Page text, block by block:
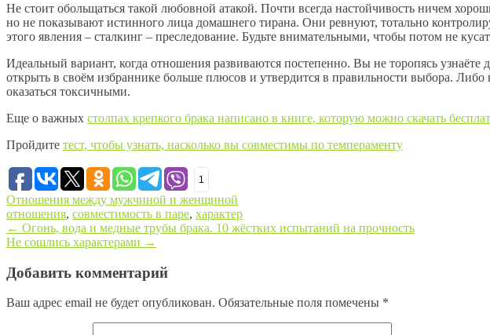
Не стоит обольщаться такой любовной атакой. Почти всегда настойчивость ничем
но не показывают истинного лица домашнего тирана. Они ревнуют, тотально
этого явления – сталкинг – преследование. Будьте внимательными, чтобы потом не
Идеальный вариант, когда отношения развиваются постепенно. Вы не торопясь
открыть в своём избраннике больше плюсов и утвердится в правильности выбора.
оказаться токсичными.
Еще о важных столпах крепкого брака написано в книге, которую можно скачать
Пройдите тест, чтобы узнать, насколько вы совместимы по темпераменту
1
Отношения между мужчиной и женщиной
отношения, совместимость в паре, характер
Post navigation
← Огонь, вода и медные трубы брака. 10 жёстких испытаний на прочность
Не сошлись характерами →
Добавить комментарий
Ваш адрес email не будет опубликован. Обязательные поля помечены *